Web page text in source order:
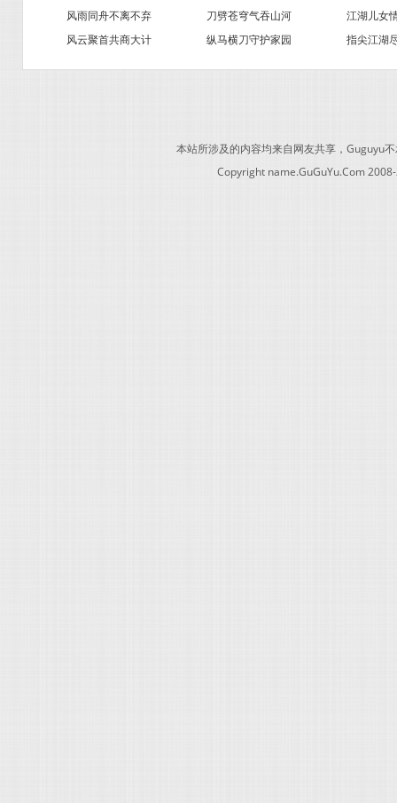
风雨同舟不离不弃
刀劈苍穹气吞山河
江湖儿女
风云聚首共商大计
纵马横刀守护家园 指尖江湖
本站所涉及的内容均来自网友共享，Guguyu
Copyright name.GuGuYu.Com